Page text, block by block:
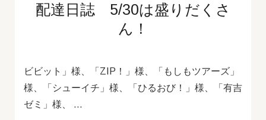
配達日誌 5/30は盛りだくさ
ん！
ビビット」様、「ZIP！」様、「もしもツアーズ」
様、「シューイチ」様、「ひるおび！」様、「有吉
ゼミ」様、 …